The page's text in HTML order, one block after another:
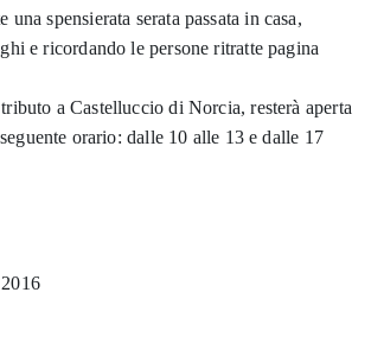
una spensierata serata passata in casa,
e ricordando le persone ritratte pagina
a Castelluccio di Norcia, resterà aperta
orario: dalle 10 alle 13 e dalle 17